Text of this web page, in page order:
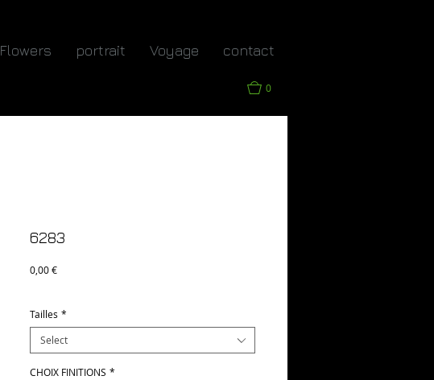
Flowers portrait Voyage contact
0
6283
0,00 €Price
Tailles *
Select
CHOIX FINITIONS *